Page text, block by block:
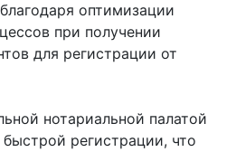
оптимизации
при получении
для регистрации от
нотариальной палатой
регистрации, что